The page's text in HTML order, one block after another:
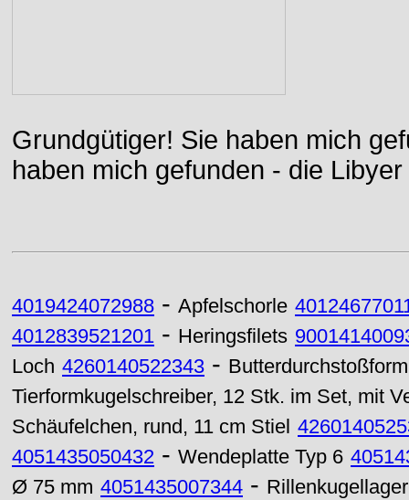
Grundgütiger! Sie haben mich
haben mich gefunden - die
4019424072988 - Apfelschorle
4012839521201 - Heringsfilets
Loch 4260140522343 -
Tierformkugelschreiber, 12 Stk. im Set, mit
Schäufelchen, rund, 11 cm Stiel
4051435050432 - Wendeplatte Typ 6
Ø 75 mm 4051435007344 -